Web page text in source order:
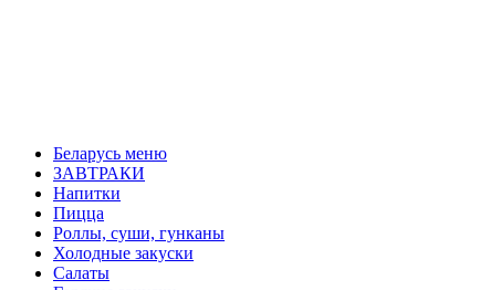
Беларусь меню
ЗАВТРАКИ
Напитки
Пицца
Роллы, суши, гунканы
Холодные закуски
Салаты